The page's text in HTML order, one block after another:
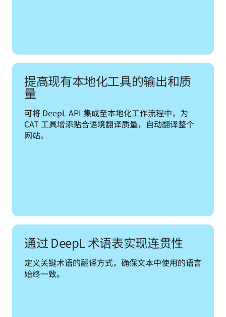
提高现有本地化工具的输出和质
量
可将 DeepL API 集成至本地化工作流程中，为
CAT 工具增添贴合语境翻译质量，自动翻译整个
网站。
通过 DeepL 术语表实现连贯性
定义关键术语的翻译方式，确保文本中使用的语言
始终一致。